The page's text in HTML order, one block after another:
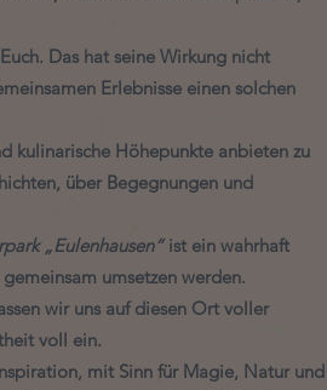
Das hat seine Wirkung nicht
Erlebnisse einen solchen
kulinarische Höhepunkte anbieten zu
über Begegnungen und
„Eulenhausen“ ist ein wahrhaft
umsetzen werden.
wir uns auf diesen Ort voller
voll ein.
mit Sinn für Magie, Natur und